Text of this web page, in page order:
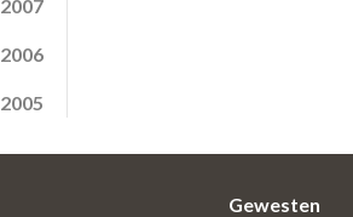
2007
2006
2005
Gewesten